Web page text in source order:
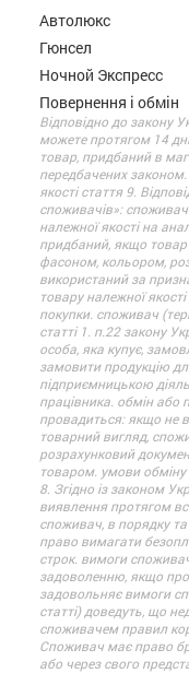
Автолюкс
Гюнсел
Ночной Экспресс
Повернення і обмін
Відповідно до закону
можете протягом 14
товар, придбаний в
передбачених
якості стаття 9.
споживачів»:
належної якості на
придбаний, якщо
фасоном, кольором,
використаний за
товару належної
покупки. споживач
статті 1. п.22 закону
особа, яка купує,
замовити продукцію
підприємницькою
працівника. обмін або
провадиться: якщо не
товарний вигляд,
розрахунковий
товаром. умови обміну
8. Згідно із законом
виявлення протягом
споживач, в порядку
право вимагати
строк. вимоги
задоволенню, якщо
задовольняє вимоги
статті) доведуть, що
споживачем правил
Споживач має право
або через свого